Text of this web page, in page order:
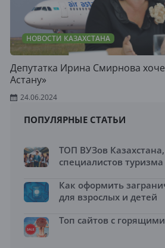
НОВОСТИ КАЗАХСТАНА
Депутатка Ирина Смирнова
Астану»
24.06.2024
ПОПУЛЯРНЫЕ СТАТЬИ
ТОП ВУЗов Казахстана,
специалистов туризма
Как оформить
для взрослых и детей
Топ сайтов с